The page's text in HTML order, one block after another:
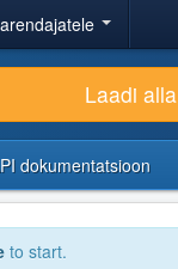
Laadi alla
dokumentatsioon
to start.